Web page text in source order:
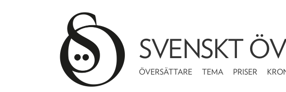
SVENSKT
ÖVERSÄTTARE TEMA PRISER